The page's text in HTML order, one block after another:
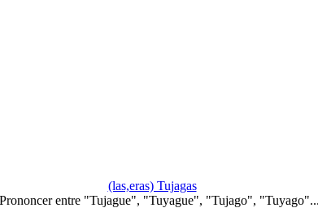
(las,eras) Tujagas
entre "Tujague", "Tuyague", "Tujago",